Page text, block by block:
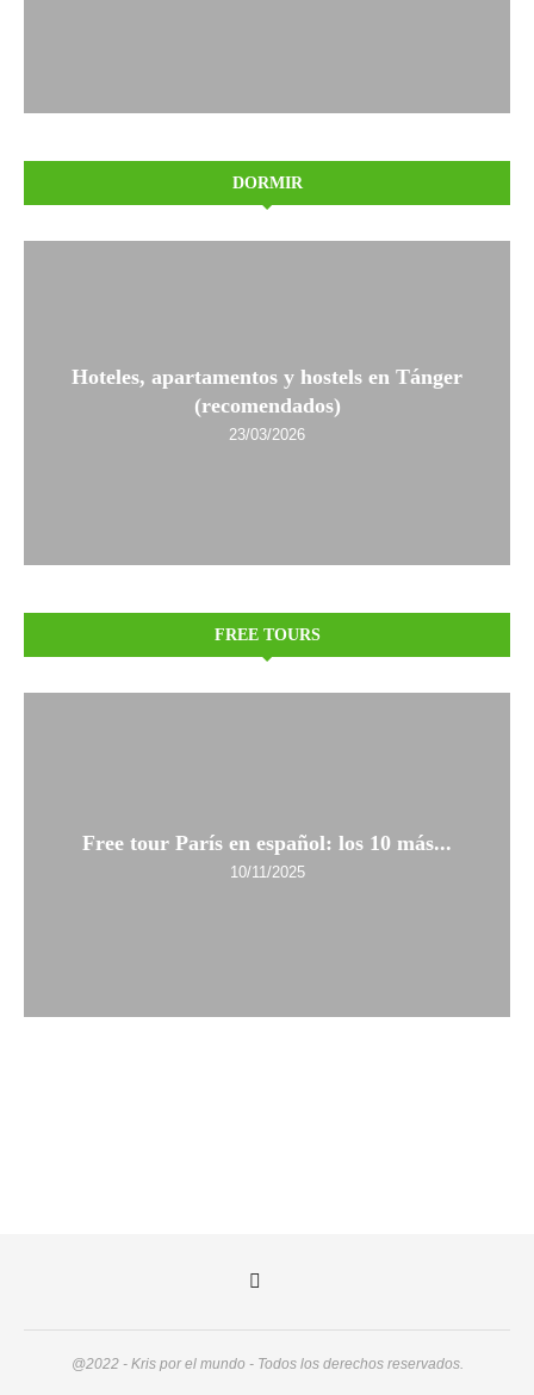
DORMIR
Hoteles, apartamentos y hostels en Tánger
(recomendados)
23/03/2026
FREE TOURS
Free tour París en español: los 10 más...
10/11/2025
@2022 - Kris por el mundo - Todos los derechos reservados.